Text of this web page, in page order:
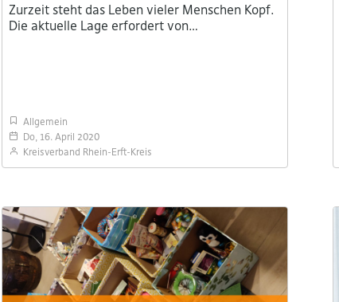
Zurzeit steht das Leben vieler Menschen Kopf.
Die aktuelle Lage erfordert von…
Allgemein
Do, 16. April 2020
Kreisverband Rhein-Erft-Kreis